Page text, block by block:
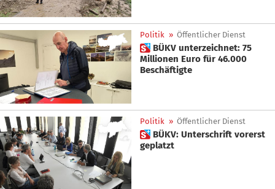
Politik » Öffentlicher Dienst
 BÜKV unterzeichnet: 75
Millionen Euro für 46.000
Beschäftigte
Politik » Öffentlicher Dienst
 BÜKV: Unterschrift vorerst
geplatzt